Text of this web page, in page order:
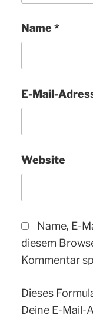
Name *
E-Mail-
Website
Name, E-
diesem
Kommentar
Dieses
Deine E-Mail-